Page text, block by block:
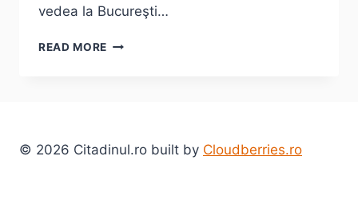
vedea la Bucureşti…
READ MORE INTERVIU
VISĂTORI
© 2026 Citadinul.ro built by Cloudberries.ro